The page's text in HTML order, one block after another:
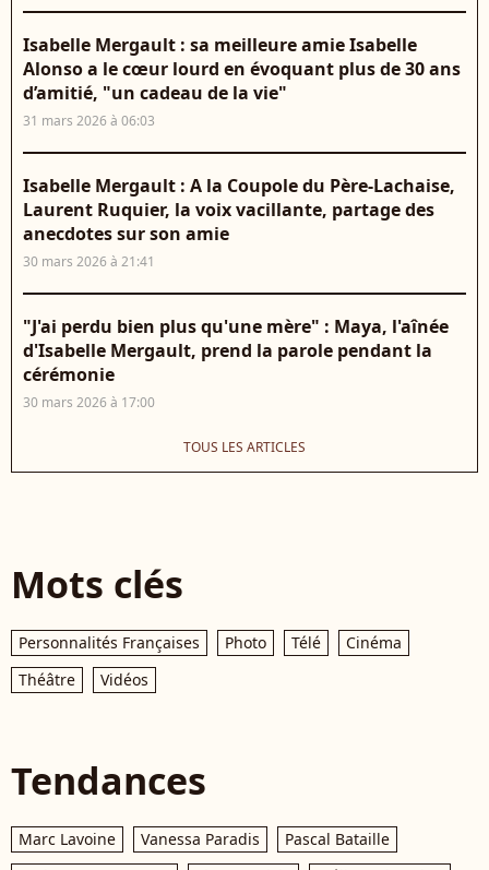
Isabelle Mergault : sa meilleure amie Isabelle
Alonso a le cœur lourd en évoquant plus de 30 ans
d’amitié, "un cadeau de la vie"
31 mars 2026 à 06:03
Isabelle Mergault : A la Coupole du Père-Lachaise,
Laurent Ruquier, la voix vacillante, partage des
anecdotes sur son amie
30 mars 2026 à 21:41
"J'ai perdu bien plus qu'une mère" : Maya, l'aînée
d'Isabelle Mergault, prend la parole pendant la
cérémonie
30 mars 2026 à 17:00
TOUS LES ARTICLES
Mots clés
Personnalités Françaises Photo Télé
Cinéma
Théâtre
Vidéos
Tendances
Marc Lavoine Vanessa Paradis
Pascal Bataille